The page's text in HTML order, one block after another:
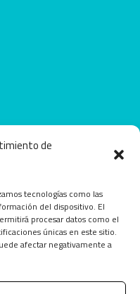
de
tecnologías como las
del dispositivo. El
procesar datos como el
únicas en este sitio.
afectar negativamente a